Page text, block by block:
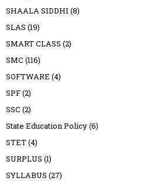
SHAALA SIDDHI (8)
SLAS (19)
SMART CLASS (2)
SMC (116)
SOFTWARE (4)
SPF(2)
SSC (2)
State Education Policy(6)
STET(4)
SURPLUS (1)
SYLLABUS (27)